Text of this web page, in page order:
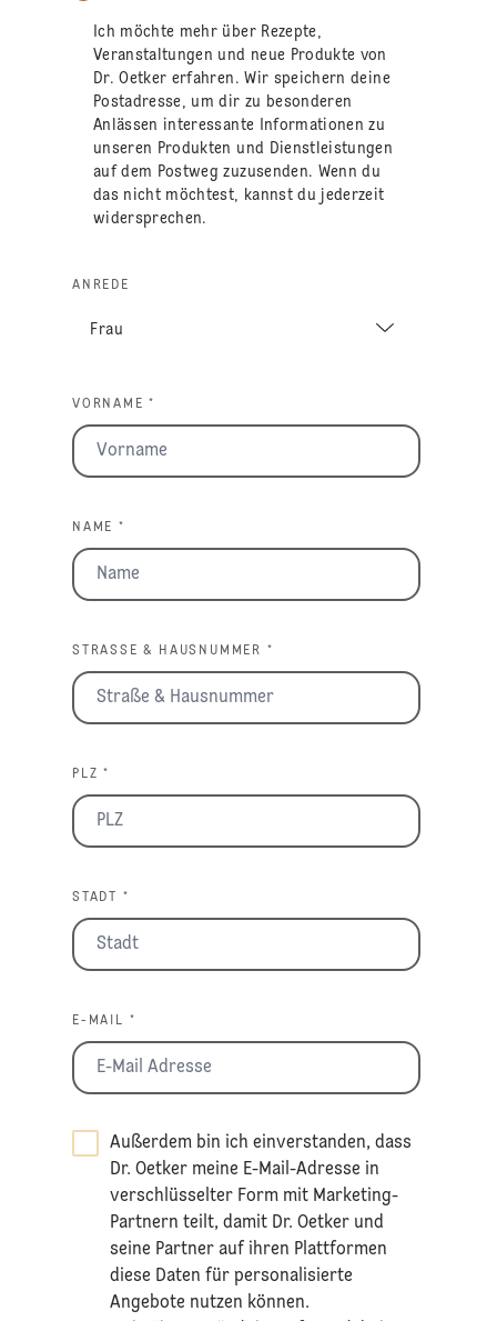
Ich möchte mehr über Rezepte,
Veranstaltungen und neue Produkte von
Dr. Oetker erfahren. Wir speichern deine
Postadresse, um dir zu besonderen
Anlässen interessante Informationen zu
unseren Produkten und Dienstleistungen
auf dem Postweg zuzusenden. Wenn du
das nicht möchtest, kannst du jederzeit
widersprechen.
ANREDE
VORNAME *
NAME *
STRASSE & HAUSNUMMER *
PLZ *
STADT *
E-MAIL *
Außerdem bin ich einverstanden, dass
Dr. Oetker meine E-Mail-Adresse in
verschlüsselter Form mit Marketing-
Partnern teilt, damit Dr. Oetker und
seine Partner auf ihren Plattformen
diese Daten für personalisierte
Angebote nutzen können.